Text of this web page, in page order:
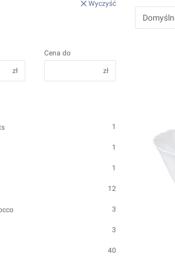
Wyczyść
zł
Cena do
zł
1
1
1
12
3
3
40